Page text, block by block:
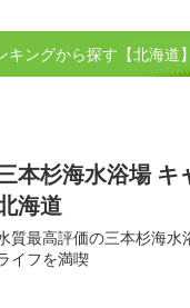
ングから探す【北海道】
本杉海水浴場 キ
海道
質最高評価の三本杉海水
イフを満喫